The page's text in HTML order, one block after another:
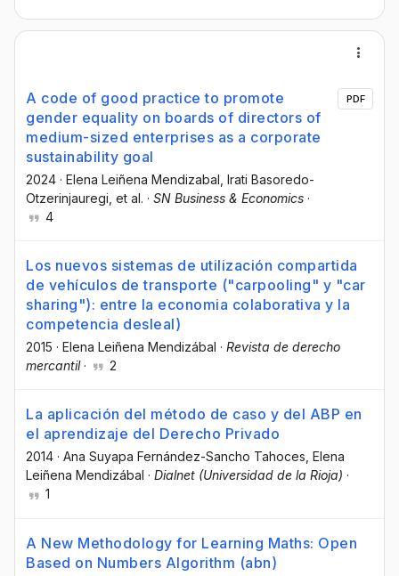
A code of good practice to promote
gender equality on boards of directors of
medium-sized enterprises as a corporate
sustainability goal
2024 · Elena Leiñena Mendizabal , Irati Basoredo-
Otzerinjauregi , et al. · SN Business & Economics ·
4
PDF
Los nuevos sistemas de utilización compartida
de vehículos de transporte ("carpooling" y "car
sharing"): entre la economia colaborativa y la
competencia desleal)
2015 · Elena Leiñena Mendizábal · Revista de derecho
mercantil· 2
La aplicación del método de caso y del ABP en
el aprendizaje del Derecho Privado
2014 · Ana Suyapa Fernández-Sancho Tahoces , Elena
Leiñena Mendizábal · Dialnet (Universidad de la Rioja) ·
1
A New Methodology for Learning Maths: Open
Based on Numbers Algorithm (abn)